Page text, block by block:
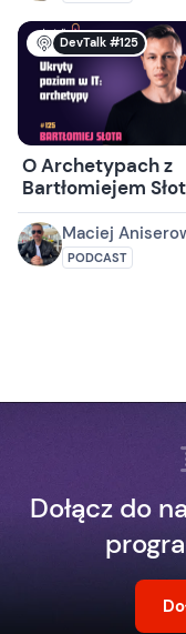
DevTalk #125
O Archetypach z
Bartłomiejem
Maciej
PODCAST
Dołącz do